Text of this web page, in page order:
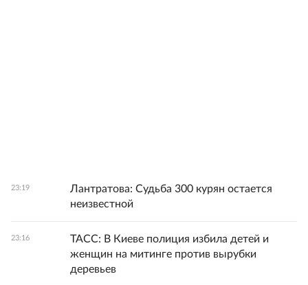
23:19
Лантратова: Судьба 300 курян остается
неизвестной
23:16
ТАСС: В Киеве полиция избила детей и
женщин на митинге против вырубки
деревьев